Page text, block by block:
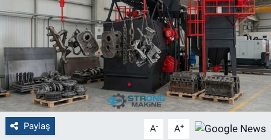
Paylaş A- A+
Politika
Bilecik
Kütahya
Gezi
Genel